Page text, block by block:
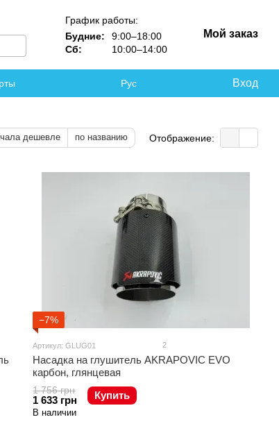
График работы:
Будние:
9:00–18:00
Сб:
10:00–14:00
Мой заказ
Рус Вход
дешевле по названию Отображение:
−7%
Артикул: GLUG01 2
Насадка на глушитель AKRAPOVIC EVO
карбон, глянцевая
1 756 грн
1 633 грн Купить
В наличии